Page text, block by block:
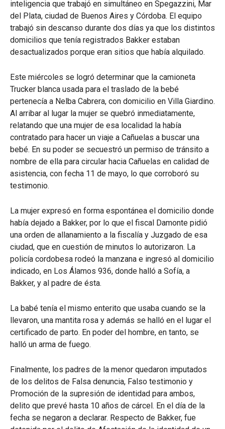
inteligencia que trabajó en simultáneo en Spegazzini, Mar
del Plata, ciudad de Buenos Aires y Córdoba. El equipo
trabajó sin descanso durante dos días ya que los distintos
domicilios que tenía registrados Bakker estaban
desactualizados porque eran sitios que había alquilado.
Este miércoles se logró determinar que la camioneta
Trucker blanca usada para el traslado de la bebé
pertenecía a Nelba Cabrera, con domicilio en Villa Giardino.
Al arribar al lugar la mujer se quebró inmediatamente,
relatando que una mujer de esa localidad la había
contratado para hacer un viaje a Cañuelas a buscar una
bebé. En su poder se secuestró un permiso de tránsito a
nombre de ella para circular hacia Cañuelas en calidad de
asistencia, con fecha 11 de mayo, lo que corroboró su
testimonio.
La mujer expresó en forma espontánea el domicilio donde
había dejado a Bakker, por lo que el fiscal Damonte pidió
una orden de allanamiento a la fiscalía y Juzgado de esa
ciudad, que en cuestión de minutos lo autorizaron. La
policía cordobesa rodeó la manzana e ingresó al domicilio
indicado, en Los Álamos 936, donde halló a Sofía, a
Bakker, y al padre de ésta.
La babé tenía el mismo enterito que usaba cuando se la
llevaron, una mantita rosa y además se halló en el lugar el
certificado de parto. En poder del hombre, en tanto, se
halló un arma de fuego.
Finalmente, los padres de la menor quedaron imputados
de los delitos de Falsa denuncia, Falso testimonio y
Promoción de la supresión de identidad para ambos,
delito que prevé hasta 10 años de cárcel. En el día de la
fecha se negaron a declarar. Respecto de Bakker, fue